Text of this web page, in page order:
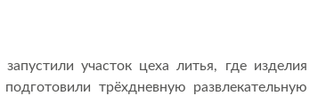
участок цеха литья, где изделия
трёхдневную развлекательную